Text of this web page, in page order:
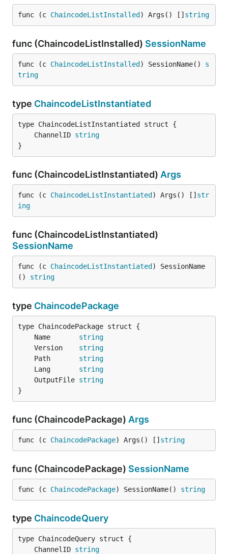
func (c ChaincodeListInstalled ) Args() [] string
func (ChaincodeListInstalled) SessionName
func (c ChaincodeListInstalled ) SessionName() s
tring
type ChaincodeListInstantiated
	ChannelID
string
}
func (ChaincodeListInstantiated) Args
func (c ChaincodeListInstantiated ) Args() [] str
ing
func (ChaincodeListInstantiated)
SessionName
func (c ChaincodeListInstantiated ) SessionName
() string
type ChaincodePackage
	Name
string
	Version
string
	Path
string
	Lang
string
	OutputFile
string
}
func (ChaincodePackage) Args
func (c ChaincodePackage) Args() [] string
func (ChaincodePackage) SessionName
func (c ChaincodePackage) SessionName() string
type ChaincodeQuery
	ChannelID
string